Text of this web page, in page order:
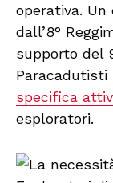
operativa.
dall’8°
supporto del
Paracadutisti
specifica
esploratori.